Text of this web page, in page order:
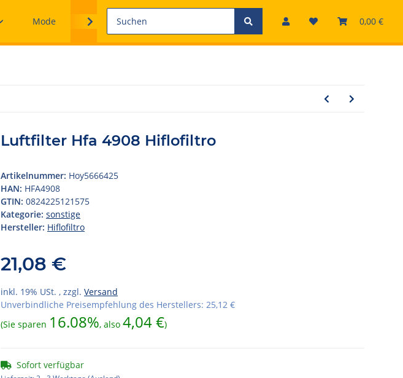
0,00 €
Mode Ersatzteile
Luftfilter Hfa 4908 Hiflofiltro
Artikelnummer: Hoy5666425
HAN: HFA4908
GTIN: 0824225121575
Kategorie: sonstige
Hersteller: Hiflofiltro
21,08 €
inkl. 19% USt. , zzgl. Versand
Unverbindliche Preisempfehlung des Herstellers: 25,12 €
(Sie sparen 16.08%, also 4,04 €)
Sofort verfügbar